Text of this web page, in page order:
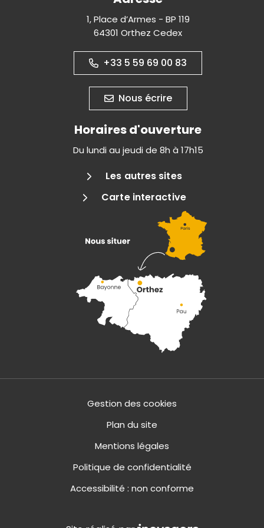
1, Place d’Armes - BP 119
64301 Orthez Cedex
+33 5 59 69 00 83
Nous écrire
Horaires d'ouverture
Du lundi au jeudi de 8h à 17h15
Les autres sites
Carte interactive
Gestion des cookies
Plan du site
Mentions légales
Politique de confidentialité
Accessibilité : non conforme